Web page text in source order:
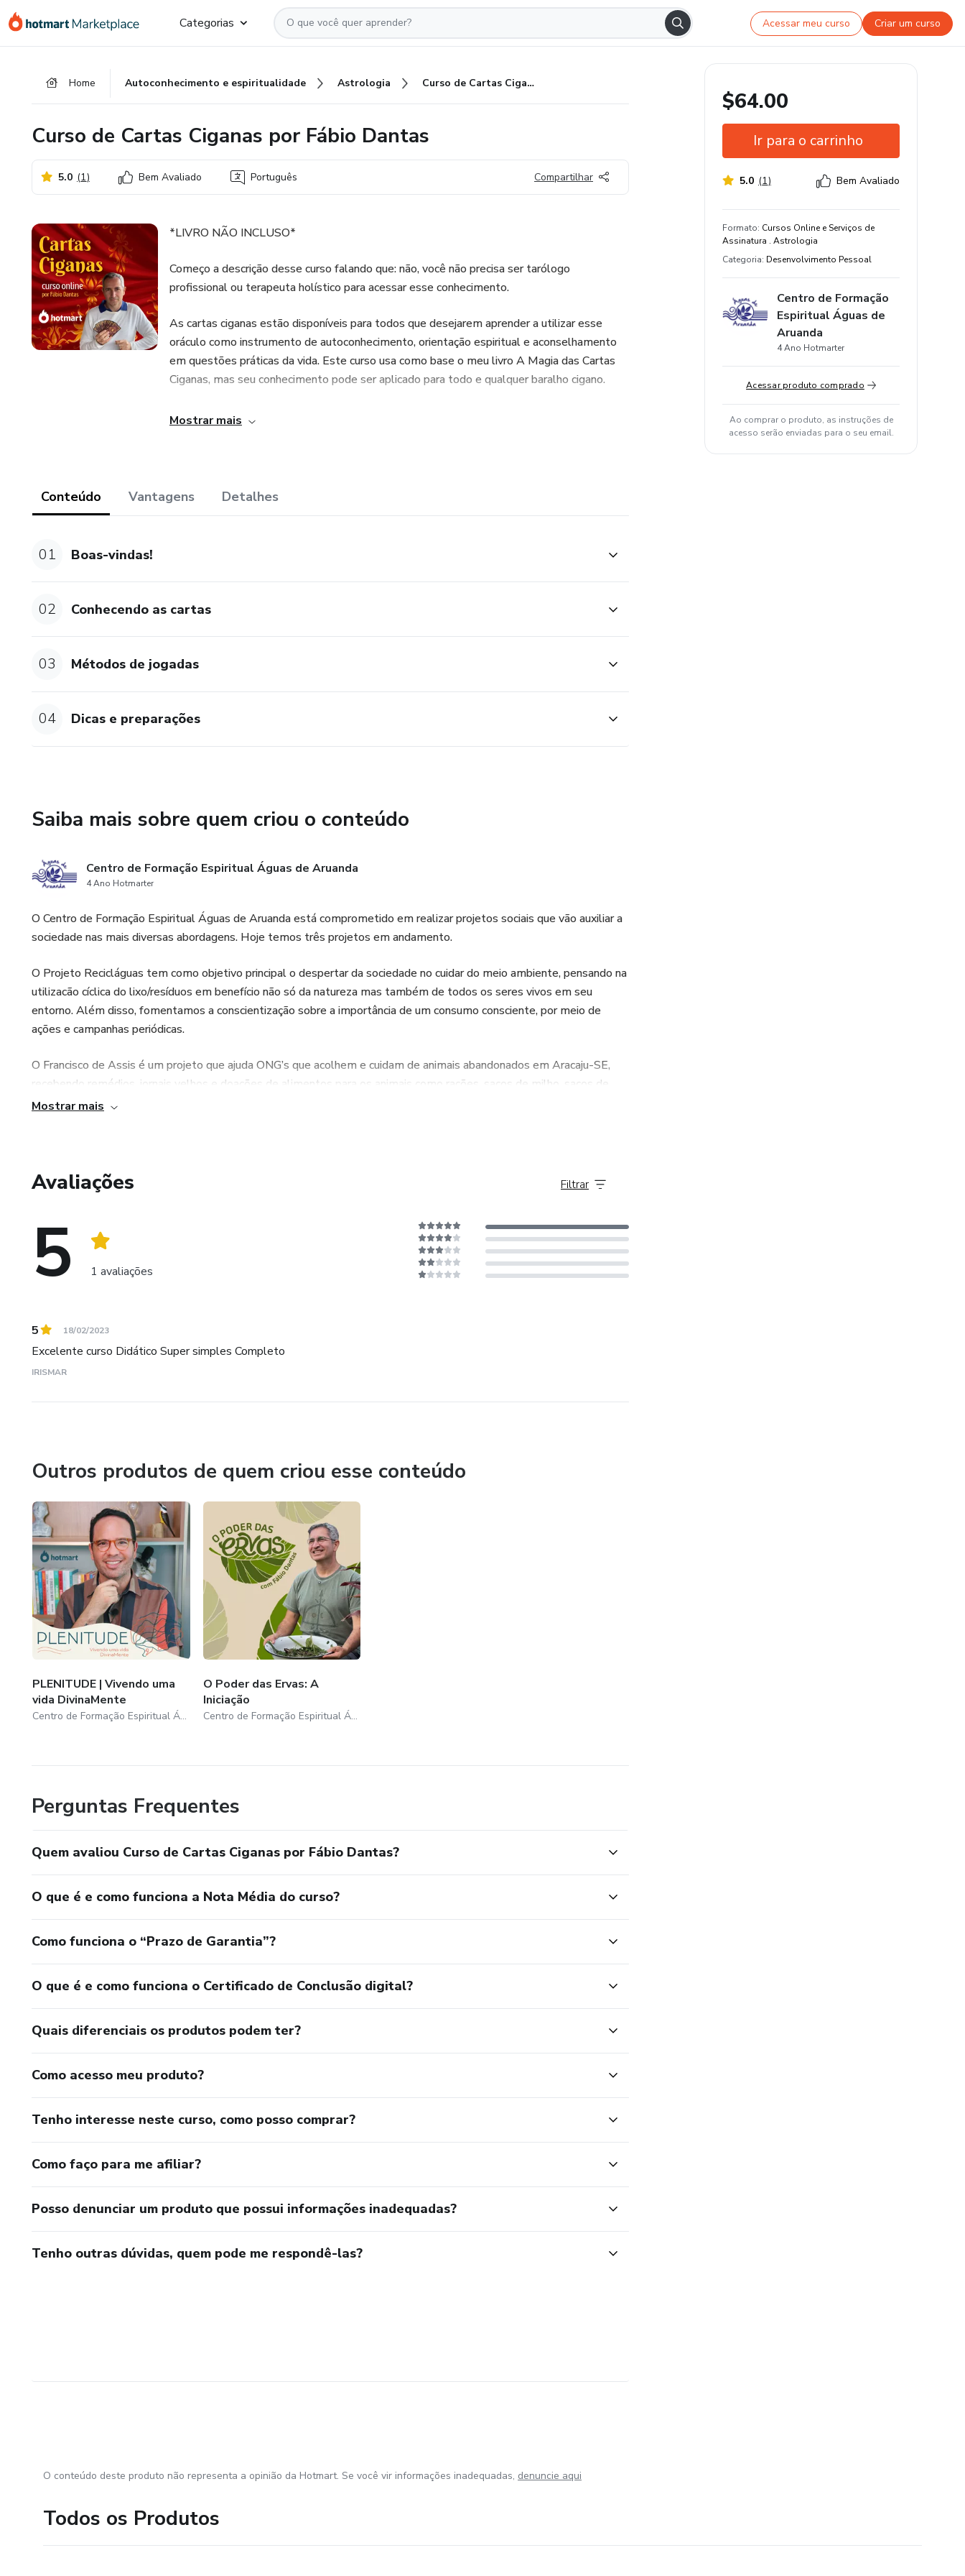
para
para
para
Categorias Acessar meu curso Criar um curso
Home Autoconhecimento e espiritualidade Astrologia Curso de Cartas Ciganas por Fábio Dantas
Curso de Cartas Ciganas por Fábio Dantas
5.0 (1) Bem Avaliado Português Compartilhar
*LIVRO NÃO INCLUSO*
Começo a descrição desse curso falando que: não, você não precisa ser tarólogo
profissional ou terapeuta holístico para acessar esse conhecimento.
As cartas ciganas estão disponíveis para todos que desejarem aprender a utilizar esse
oráculo como instrumento de autoconhecimento, orientação espiritual e aconselhamento
em questões práticas da vida. Este curso usa como base o meu livro A Magia das Cartas
Ciganas, mas seu conhecimento pode ser aplicado para todo e qualquer baralho cigano.
Durante a imersão, passaremos por todas as cartas, detalhando seus arquétipos e
O autor deste curso sou eu, Fábio Dantas. Educador espiritual, escritor, palestrante e
Mostrar mais
Conteúdo Vantagens Detalhes
01 Boas-vindas!
02 Conhecendo as cartas
03 Métodos de jogadas
04 Dicas e preparações
Saiba mais sobre quem criou o conteúdo
Centro de Formação Espiritual Águas de Aruanda
4 Ano Hotmarter
O Centro de Formação Espiritual Águas de Aruanda está comprometido em realizar projetos sociais que vão auxiliar a
sociedade nas mais diversas abordagens. Hoje temos três projetos em andamento.
O Projeto Recicláguas tem como objetivo principal o despertar da sociedade no cuidar do meio ambiente, pensando na
utilizacão cíclica do lixo/resíduos em benefício não só da natureza mas também de todos os seres vivos em seu
entorno. Além disso, fomentamos a conscientização sobre a importância de um consumo consciente, por meio de
ações e campanhas periódicas.
O Francisco de Assis é um projeto que ajuda ONG’s que acolhem e cuidam de animais abandonados em Aracaju-SE,
recebendo remédios, jornais velhos e doações de alimentos para os animais como rações, sacos de milho, sacos de
farelo e purina, semente de girassol, alpiste.
situação de vulnerabilidade social.
de alimentos saudáveis, livres de resíduos tóxicos, seguindo os princípios da agroecologia. Além disso, o espaço
recebe grupos para vivências organizadas pelo Águas de Aruanda.
Mostrar mais
Avaliações
5 1 avaliações
Filtrar
5 18/02/2023
Excelente curso Didático Super simples Completo
IRISMAR
Outros produtos de quem criou esse conteúdo
PLENITUDE | Vivendo uma
vida DivinaMente
Centro de Formação Espiritual Águas de Aruanda
O Poder das Ervas: A
Iniciação
Centro de Formação Espiritual Águas de Aruanda
Perguntas Frequentes
Quem avaliou Curso de Cartas Ciganas por Fábio Dantas?
O que é e como funciona a Nota Média do curso?
Como funciona o “Prazo de Garantia”?
O que é e como funciona o Certificado de Conclusão digital?
Quais diferenciais os produtos podem ter?
Como acesso meu produto?
Tenho interesse neste curso, como posso comprar?
Como faço para me afiliar?
Posso denunciar um produto que possui informações inadequadas?
Tenho outras dúvidas, quem pode me respondê-las?
$64.00
Ir para o carrinho
5.0 (1) Bem Avaliado
Certificado de conclusão
Estude do seu jeito e em qualquer
dispositivo
100% de avaliações positivas
Formato: Cursos Online e Serviços de
Assinatura . Astrologia
Categoria: Desenvolvimento Pessoal
Centro de Formação
Espiritual Águas de
Aruanda
4 Ano Hotmarter
Acessar produto comprado
Ao comprar o produto, as instruções de
acesso serão enviadas para o seu email.
O conteúdo deste produto não representa a opinião da Hotmart. Se você vir informações inadequadas, denuncie aqui
Todos os Produtos